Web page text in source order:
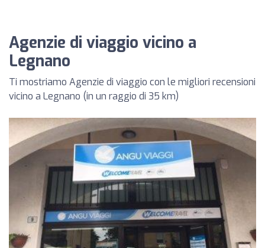
Agenzie di viaggio vicino a
Legnano
Ti mostriamo Agenzie di viaggio con le migliori recensioni
vicino a Legnano (in un raggio di 35 km)